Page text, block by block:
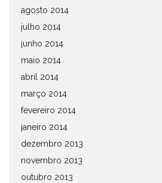
agosto 2014
julho 2014
junho 2014
maio 2014
abril 2014
março 2014
fevereiro 2014
janeiro 2014
dezembro 2013
novembro 2013
outubro 2013